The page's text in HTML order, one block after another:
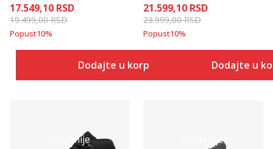
17.549,10 RSD
19.499,00RSD
Popust10%
Dodajte u korpu
21.599,10 RSD
23.999,00RSD
Popust10%
Dodajte u
Detaljnije
Detaljnije